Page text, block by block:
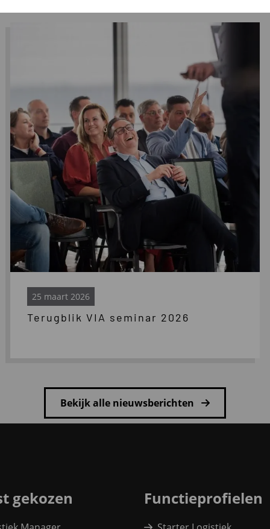
Terugblik VIA seminar 2026
25 maart 2026
seminar
2026
Bekijk alle nieuwsberichten
gekozen Functieprofielen